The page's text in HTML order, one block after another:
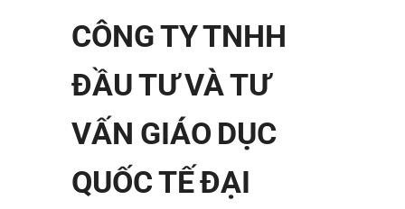
CÔNG TY TNHH
ĐẦU TƯ VÀ TƯ
VẤN GIÁO DỤC
QUỐC TẾ ĐẠI